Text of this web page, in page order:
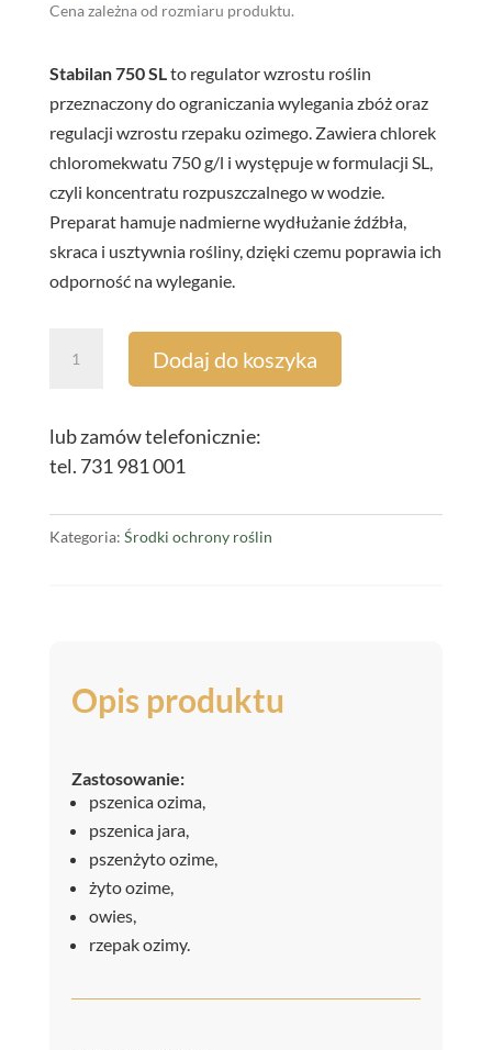
Cena zależna od rozmiaru produktu.
Stabilan 750 SLto regulator wzrostu roślin
przeznaczony do ograniczania wylegania zbóż oraz
regulacji wzrostu rzepaku ozimego. Zawiera chlorek
chloromekwatu 750 g/l i występuje w formulacji SL,
czyli koncentratu rozpuszczalnego w wodzie.
Preparat hamuje nadmierne wydłużanie źdźbła,
skraca i usztywnia rośliny, dzięki czemu poprawia ich
odporność na wyleganie.
Stabilan
Dodaj do koszyka
lub zamów telefonicznie:
tel. 731 981 001
Kategoria: Środki ochrony roślin
Opis produktu
Zastosowanie:
pszenica ozima,
pszenica jara,
pszenżyto ozime,
żyto ozime,
owies,
rzepak ozimy.